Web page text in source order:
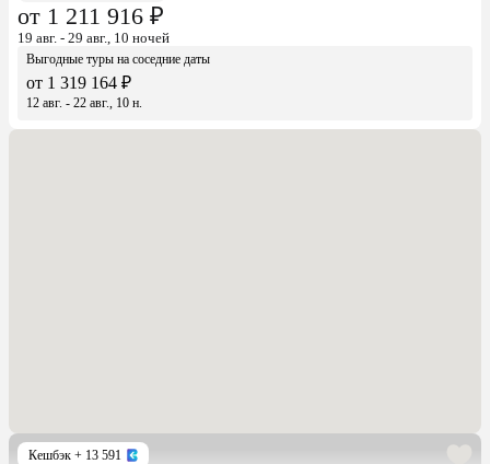
от 1 211 916 ₽
19 авг. - 29 авг., 10 ночей
Выгодные туры на соседние даты
от 1 319 164 ₽
12 авг. - 22 авг., 10 н.
Кешбэк + 13 591